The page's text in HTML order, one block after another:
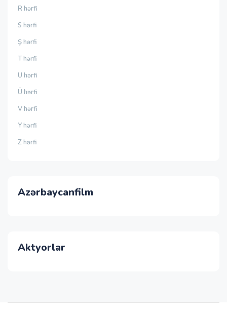
R hərfi
S hərfi
Ş hərfi
T hərfi
U hərfi
Ü hərfi
V hərfi
Y hərfi
Z hərfi
Azərbaycanfilm
Aktyorlar